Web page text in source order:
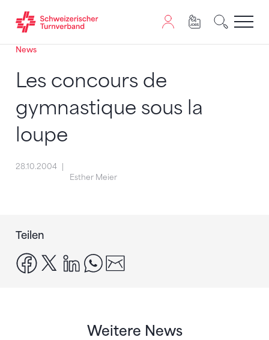
Zum Inhalt springen
Zur Sitemap navigieren
Zum Navigieren dieser Seite wird JavaScript benötigt.
News
Les concours de
gymnastique sous la
loupe
28.10.2004
Esther Meier
Teilen
facebook
x linkedinwhatsapp
Weitere News